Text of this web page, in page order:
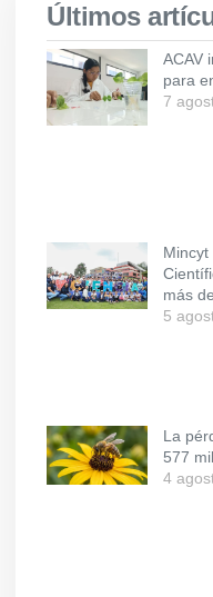
Últimos
ACAV
para
7
Mincyt
más
5
La
577
4